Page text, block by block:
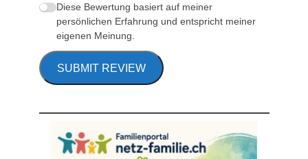
Diese Bewertung basiert auf meiner
persönlichen Erfahrung und entspricht meiner
eigenen Meinung.
SUBMIT REVIEW